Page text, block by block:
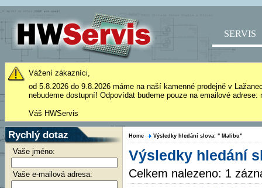
SERVIS
Vážení zákazníci,
od 5.8.2026 do 9.8.2026 máme na naší kamenné prodejně v
nebudeme dostupní! Odpovídat budeme pouze na emailové
Váš HWServis
Rychlý dotaz
Vaše jméno:
Vaše e-mailová adresa:
Home Výsledky hledání slova: " Malibu"
Výsledky hledání
Celkem nalezeno: 1